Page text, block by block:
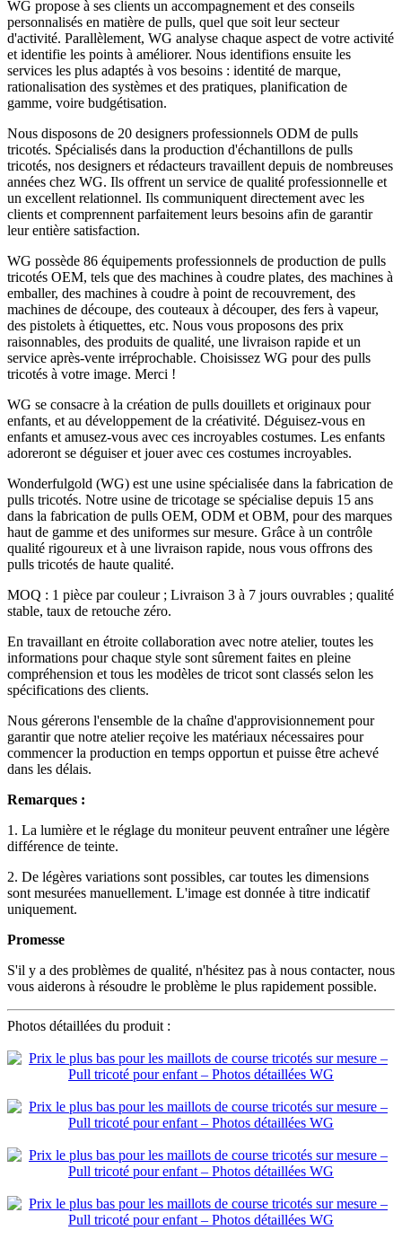
WG propose à ses clients un accompagnement et des conseils
personnalisés en matière de pulls, quel que soit leur secteur
d'activité. Parallèlement, WG analyse chaque aspect de votre activité
et identifie les points à améliorer. Nous identifions ensuite les
services les plus adaptés à vos besoins : identité de marque,
rationalisation des systèmes et des pratiques, planification de
gamme, voire budgétisation.
Nous disposons de 20 designers professionnels ODM de pulls
tricotés. Spécialisés dans la production d'échantillons de pulls
tricotés, nos designers et rédacteurs travaillent depuis de nombreuses
années chez WG. Ils offrent un service de qualité professionnelle et
un excellent relationnel. Ils communiquent directement avec les
clients et comprennent parfaitement leurs besoins afin de garantir
leur entière satisfaction.
WG possède 86 équipements professionnels de production de pulls
tricotés OEM, tels que des machines à coudre plates, des machines à
emballer, des machines à coudre à point de recouvrement, des
machines de découpe, des couteaux à découper, des fers à vapeur,
des pistolets à étiquettes, etc. Nous vous proposons des prix
raisonnables, des produits de qualité, une livraison rapide et un
service après-vente irréprochable. Choisissez WG pour des pulls
tricotés à votre image. Merci !
WG se consacre à la création de pulls douillets et originaux pour
enfants, et au développement de la créativité. Déguisez-vous en
enfants et amusez-vous avec ces incroyables costumes. Les enfants
adoreront se déguiser et jouer avec ces costumes incroyables.
Wonderfulgold (WG) est une usine spécialisée dans la fabrication de
pulls tricotés. Notre usine de tricotage se spécialise depuis 15 ans
dans la fabrication de pulls OEM, ODM et OBM, pour des marques
haut de gamme et des uniformes sur mesure. Grâce à un contrôle
qualité rigoureux et à une livraison rapide, nous vous offrons des
pulls tricotés de haute qualité.
MOQ : 1 pièce par couleur ; Livraison 3 à 7 jours ouvrables ; qualité
stable, taux de retouche zéro.
En travaillant en étroite collaboration avec notre atelier, toutes les
informations pour chaque style sont sûrement faites en pleine
compréhension et tous les modèles de tricot sont classés selon les
spécifications des clients.
Nous gérerons l'ensemble de la chaîne d'approvisionnement pour
garantir que notre atelier reçoive les matériaux nécessaires pour
commencer la production en temps opportun et puisse être achevé
dans les délais.
Remarques :
1. La lumière et le réglage du moniteur peuvent entraîner une légère
différence de teinte.
2. De légères variations sont possibles, car toutes les dimensions
sont mesurées manuellement. L'image est donnée à titre indicatif
uniquement.
Promesse
S'il y a des problèmes de qualité, n'hésitez pas à nous contacter, nous
vous aiderons à résoudre le problème le plus rapidement possible.
Photos détaillées du produit :